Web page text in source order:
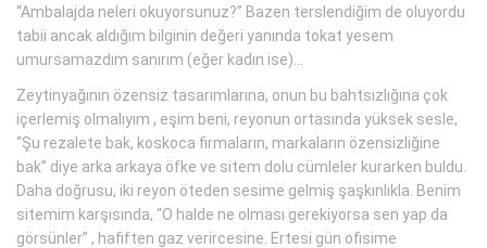
“Ambalajda neleri okuyorsunuz?” Bazen terslendiğim de oluyordu
tabii ancak aldığım bilginin değeri yanında tokat yesem
umursamazdım sanırım (eğer kadın ise)...
Zeytinyağının özensiz tasarımlarına, onun bu bahtsızlığına çok
içerlemiş olmalıyım , eşim beni, reyonun ortasında yüksek sesle,
“Şu rezalete bak, koskoca firmaların, markaların özensizliğine
bak” diye arka arkaya öfke ve sitem dolu cümleler kurarken buldu.
Daha doğrusu, iki reyon öteden sesime gelmiş şaşkınlıkla. Benim
sitemim karşısında, “O halde ne olması gerekiyorsa sen yap da
görsünler” , hafiften gaz verircesine. Ertesi gün ofisime